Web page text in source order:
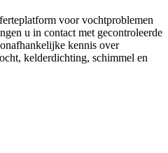
voor vochtproblemen
u in contact met gecontroleerde
kennis over
kelderdichting, schimmel en